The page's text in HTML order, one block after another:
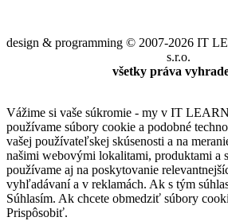
design & programming © 2007-2026 IT
s.r.o.
všetky práva
Vážime si vaše súkromie - my v IT
používame súbory cookie a podobné
vašej používateľskej skúsenosti a na
našimi webovými lokalitami, produktami a
používame aj na poskytovanie
vyhľadávaní a v reklamách. Ak s tým
Súhlasím. Ak chcete obmedziť súbory
Prispôsobiť.